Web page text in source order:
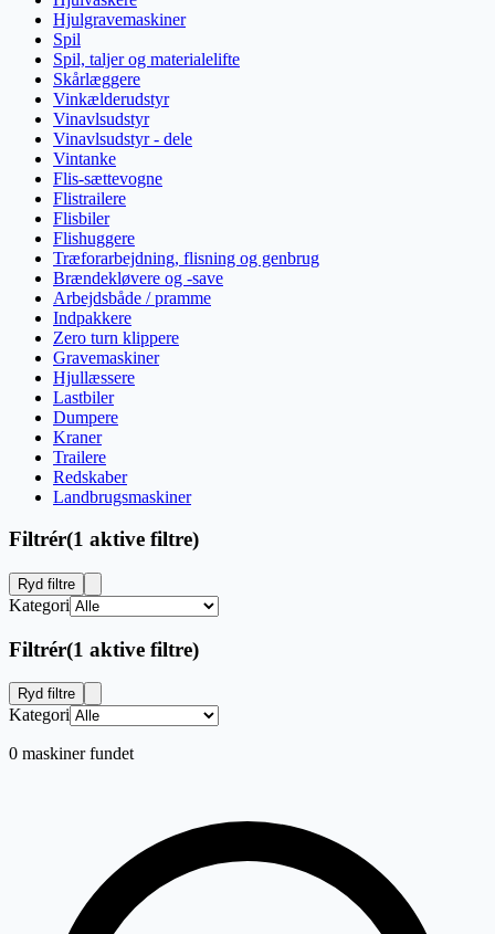
Hjulgravemaskiner
Spil
Spil, taljer og materialelifte
Skårlæggere
Vinkælderudstyr
Vinavlsudstyr
Vinavlsudstyr - dele
Vintanke
Flis-sættevogne
Flistrailere
Flisbiler
Flishuggere
Træforarbejdning, flisning og genbrug
Brændekløvere og -save
Arbejdsbåde / pramme
Indpakkere
Zero turn klippere
Gravemaskiner
Hjullæssere
Lastbiler
Dumpere
Kraner
Trailere
Redskaber
Landbrugsmaskiner
Filtrér(1 aktive filtre)
Ryd filtre
Kategori
Filtrér(1 aktive filtre)
Ryd filtre
Kategori
0 maskiner fundet